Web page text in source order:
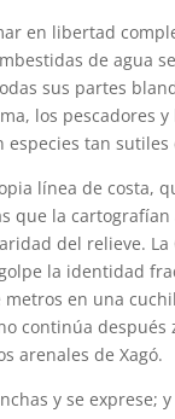
en libertad
de agua
sus partes
los pescadores
tan sutiles
línea de costa,
que la
del relieve. La
la identidad
en una
continúa
arenales de Xagó.
y se exprese;